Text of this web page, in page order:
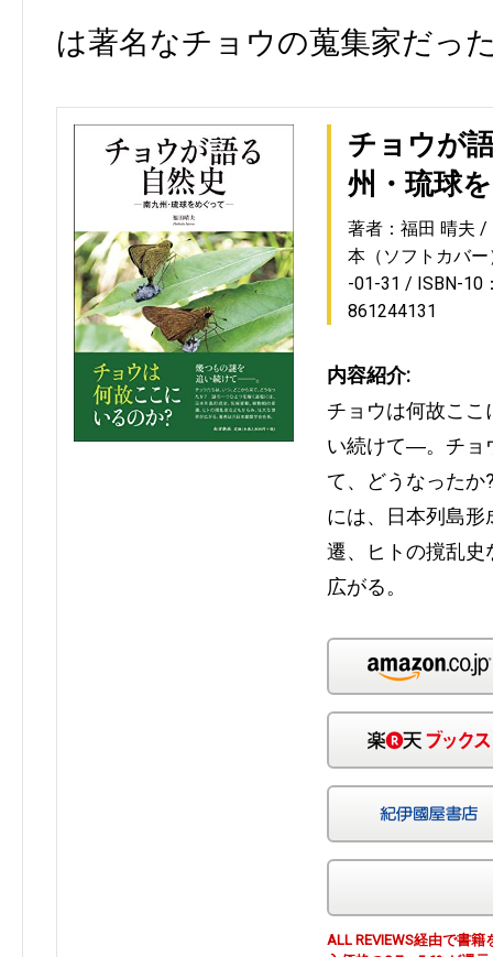
は著名なチョウの蒐集家だっ
チョウが
州・琉球
著者：福田 晴夫
本（ソフトカバ
-01-31
ISBN-10
861244131
内容紹介:
チョウは何故ここ
い続けて―。チョ
て、どうなったか
には、日本列島
遷、ヒトの撹乱史
広がる。
ALL REVIEWS経由で書